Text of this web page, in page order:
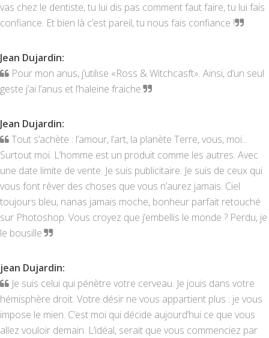
vas chez le dentiste, tu lui dis pas comment faut faire, tu lui fais
confiance. Et bien là c’est pareil, tu nous fais confiance !
Jean Dujardin:
Pour mon anus, j’utilise «Ross & Witchcasft». Ainsi, d’un seul
geste j’ai l’anus et l’haleine fraiche.
Jean Dujardin:
Tout s’achète : l’amour, l’art, la planète Terre, vous, moi...
Surtout moi. L’homme est un produit comme les autres. Avec
une date limite de vente. Je suis publicitaire. Je suis de ceux qui
vous font rêver des choses que vous n’aurez jamais. Ciel
toujours bleu, nanas jamais moche, bonheur parfait retouché
sur Photoshop. Vous croyez que j’embellis le monde ? Perdu, je
le bousille.
jean Dujardin:
Je suis celui qui pénètre votre cerveau. Je jouis dans votre
hémisphère droit. Votre désir ne vous appartient plus : je vous
impose le mien. C’est moi qui décide aujourd’hui ce que vous
allez vouloir demain. L’idéal, serait que vous commenciez par